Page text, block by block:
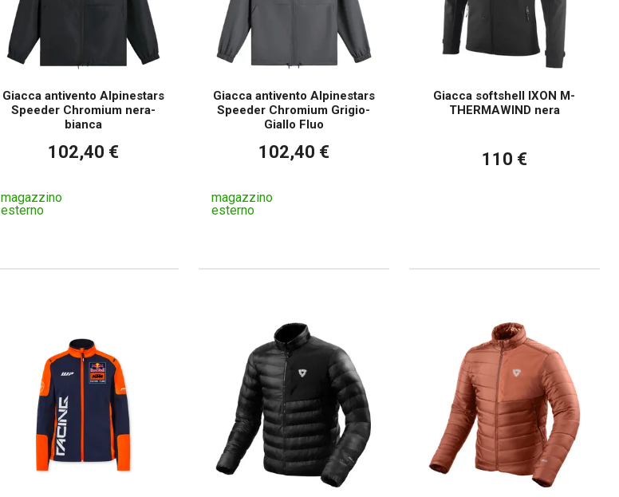
Giacca antivento Alpinestars
Speeder Chromium nera-
bianca
102,40 €
magazzino
esterno
Giacca antivento Alpinestars
Speeder Chromium Grigio-
Giallo Fluo
102,40 €
magazzino
esterno
Giacca softshell IXON M-
THERMAWIND nera
110 €